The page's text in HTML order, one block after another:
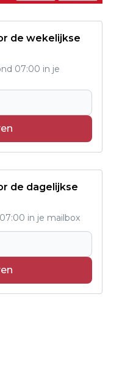
de wekelijkse
07:00 in je
de dagelijkse
in je mailbox